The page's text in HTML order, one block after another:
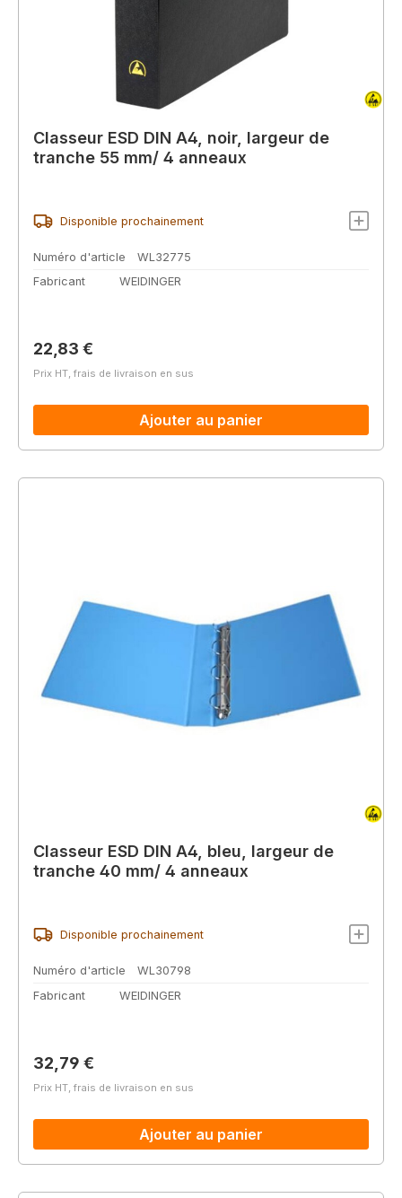
Classeur ESD DIN A4, noir, largeur de
tranche 55 mm/ 4 anneaux
Disponible prochainement
Numéro d'article
WL32775
Fabricant
WEIDINGER
Prix régulier :
22,83 €
Prix HT, frais de livraison en sus
Ajouter au panier
Classeur ESD DIN A4, bleu, largeur de
tranche 40 mm/ 4 anneaux
Disponible prochainement
Numéro d'article
WL30798
Fabricant
WEIDINGER
Prix régulier :
32,79 €
Prix HT, frais de livraison en sus
Ajouter au panier